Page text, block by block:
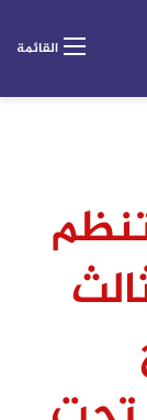
القائمة
٥٧٣٥٧ تنظم